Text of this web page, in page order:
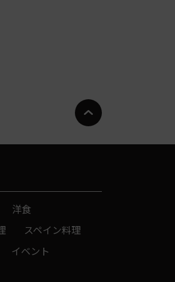
洋食
スペイン料理
イベント